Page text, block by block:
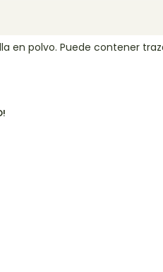
en polvo. Puede contener